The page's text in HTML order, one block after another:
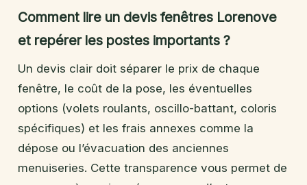
Comment lire un devis fenêtres Lorenove
et repérer les postes importants ?
Un devis clair doit séparer le prix de chaque
fenêtre, le coût de la pose, les éventuelles
options (volets roulants, oscillo-battant, coloris
spécifiques) et les frais annexes comme la
dépose ou l’évacuation des anciennes
menuiseries. Cette transparence vous permet de